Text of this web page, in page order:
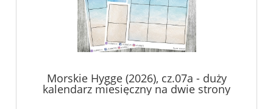
Morskie Hygge (2026), cz.07a - duży
kalendarz miesięczny na dwie strony